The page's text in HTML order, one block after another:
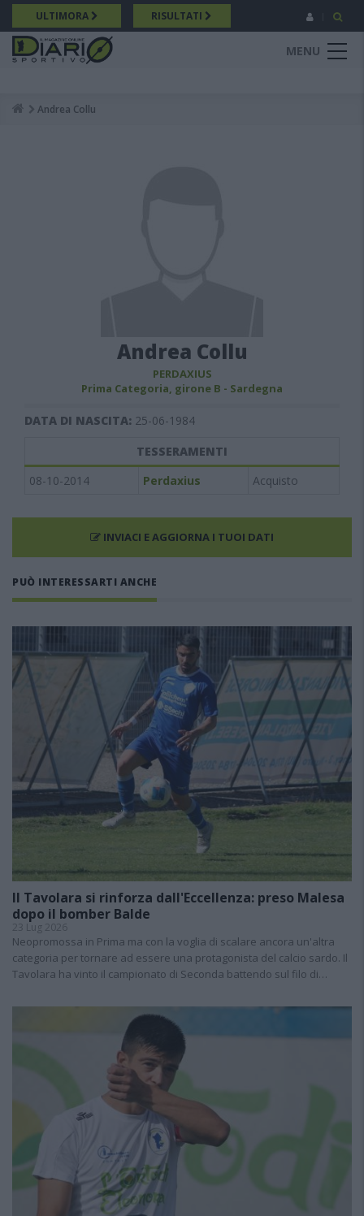
Salta
al
contenuto
principale
ULTIMORA RISULTATI
MENU
Breadcrumb
Andrea Collu
Andrea Collu
PERDAXIUS
Prima Categoria, girone B - Sardegna
DATA DI NASCITA: 25-06-1984
TESSERAMENTI
08-10-2014
Perdaxius Acquisto
INVIACI E AGGIORNA I TUOI DATI
PUÒ INTERESSARTI ANCHE
Il Tavolara si rinforza dall'Eccellenza: preso Malesa
dopo il bomber Balde
23 Lug 2026
Neopromossa in Prima ma con la voglia di scalare ancora un'altra
categoria per tornare ad essere una protagonista del calcio sardo. Il
Tavolara ha vinto il campionato di Seconda battendo sul filo di…